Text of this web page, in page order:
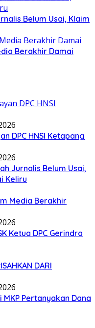
Belum Usai, Klaim
Berakhir Damai
DPC HNSI Ketapang
Jurnalis Belum Usai,
Keliru
Media Berakhir
Ketua DPC Gerindra
DARI
Pertanyakan Dana